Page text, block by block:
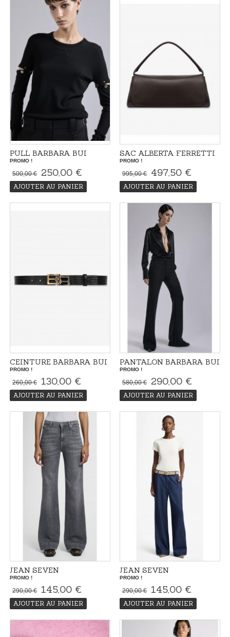
PULL BARBARA BUI
PROMO !
500,00 € 250,00 €
AJOUTER AU PANIER
SAC ALBERTA FERRETTI
PROMO !
995,00 € 497,50 €
AJOUTER AU PANIER
CEINTURE BARBARA BUI
PROMO !
260,00 € 130,00 €
AJOUTER AU PANIER
PANTALON BARBARA BUI
PROMO !
580,00 € 290,00 €
AJOUTER AU PANIER
JEAN SEVEN
PROMO !
290,00 € 145,00 €
AJOUTER AU PANIER
JEAN SEVEN
PROMO !
290,00 € 145,00 €
AJOUTER AU PANIER